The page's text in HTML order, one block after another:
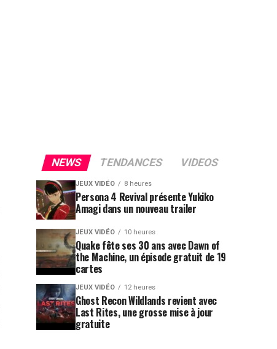
NEWS TENDANCES VIDEOS
JEUX VIDÉO 8 heures
Persona 4 Revival présente Yukiko
Amagi dans un nouveau trailer
JEUX VIDÉO 10 heures
Quake fête ses 30 ans avec Dawn of
the Machine, un épisode gratuit de 19
cartes
JEUX VIDÉO 12 heures
Ghost Recon Wildlands revient avec
Last Rites, une grosse mise à jour
gratuite